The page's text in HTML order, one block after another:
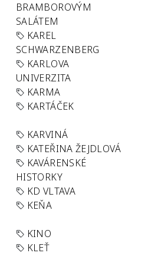
BRAMBOROVÝM
SALÁTEM
KAREL
SCHWARZENBERG
KARLOVA
UNIVERZITA
KARMA
KARTÁČEK
KARVINÁ
KATEŘINA ŽEJDLOVÁ
KAVÁRENSKÉ
HISTORKY
KD VLTAVA
KEŇA
KINO
KLEŤ